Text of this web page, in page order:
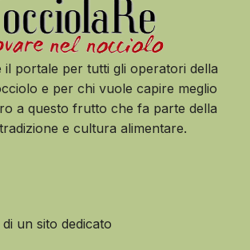
il portale per tutti gli operatori della
e per chi vuole capire meglio
a questo frutto che fa parte della
e cultura alimentare.
un sito dedicato